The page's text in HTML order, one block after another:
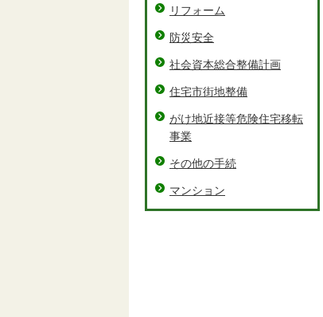
リフォーム
防災安全
社会資本総合整備計画
住宅市街地整備
がけ地近接等危険住宅移転
事業
その他の手続
マンション